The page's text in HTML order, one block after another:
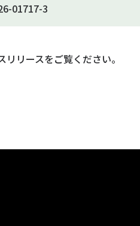
01717-3
リースをご覧ください。